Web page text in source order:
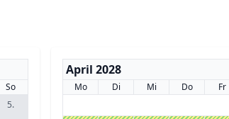
So
5.
April 2028
Mo Di Mi Do Fr